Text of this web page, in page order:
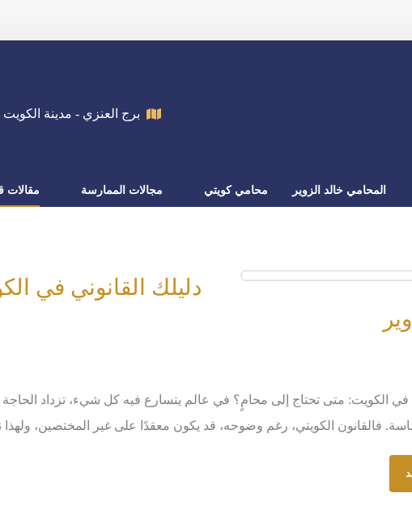
برج العنزي - مدينة
المحامي خالد الزوير محامي كويتي مجالات الممارسة مقالات
دليلك القانوني في
في الكويت: متى تحتاج إلى محامٍ؟ في عالم يتسارع فيه كل شيء، تزداد
فالقانون الكويتي، رغم وضوحه، قد يكون معقدًا على غير المختصين، ولهذا نطرح